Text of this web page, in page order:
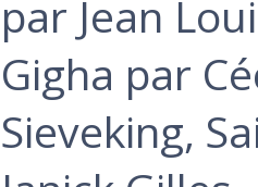
par Jean
Gigha par
Sieveking,